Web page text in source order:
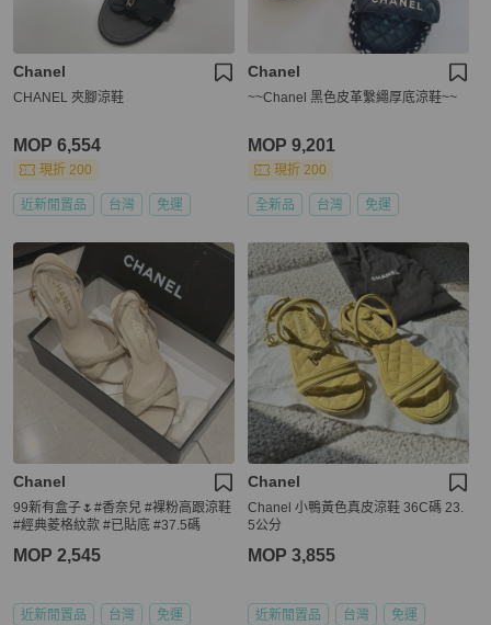
Chanel
CHANEL 夾腳涼鞋
MOP 6,554
現折 200
近新閒置品 台灣 免運
Chanel
~~Chanel 黑色皮革繫繩厚底涼鞋~~
MOP 9,201
現折 200
全新品 台灣 免運
Chanel
99新有盒子🌷#香奈兒 #裸粉高跟涼鞋
#經典菱格紋款 #已貼底 #37.5碼
MOP 2,545
近新閒置品 台灣 免運
Chanel
Chanel 小鴨黃色真皮涼鞋 36C碼 23.
5公分
MOP 3,855
近新閒置品 台灣 免運